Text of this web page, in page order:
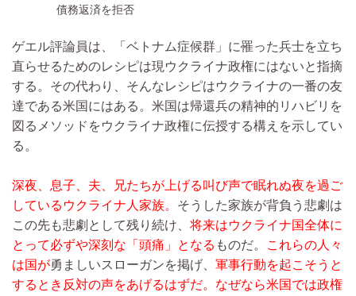
債務返済を拒否
ゲエル評論員は、「ベトナム症候群」に罹った兵士を立ち
直らせるためのレシピは現ウクライナ政権にはないと指摘
する。その代わり、そんなレシピはウクライナの一番の友
達である米国にはある。米国は帰還兵の精神的リハビリを
図るメソッドをウクライナ政権に伝授する構えを示してい
る。
深夜、息子、夫、兄たちが上げる叫び声で眠れぬ夜を過ご
しているウクライナ人家族。 そうした家族が背負う悲劇は
この先も悲劇として残り続け、 将来はウクライナ国全体に
とって必ずや深刻な「頭痛」となる ものだ。
これらの人々
は国が勇ましいスローガンを掲げ、 軍事行動を起こそうと
するとき反対の声をあげるはずだ。なぜなら米国では政権